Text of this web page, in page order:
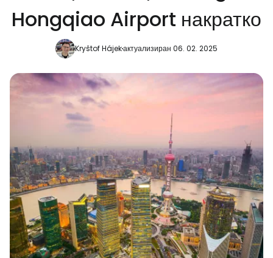
Hongqiao Airport накратко
Kryštof Hájekактуализиран 06. 02. 2025
Продължете с Google
Продължете с Facebook
Продължете с имейл